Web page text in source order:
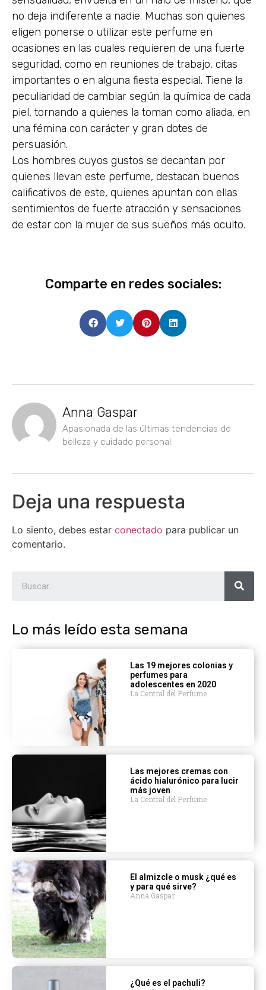
no deja indiferente a nadie. Muchas son quienes
eligen ponerse o utilizar este perfume en
ocasiones en las cuales requieren de una fuerte
seguridad, como en reuniones de trabajo, citas
importantes o en alguna fiesta especial. Tiene la
peculiaridad de cambiar según la química de cada
piel, tornando a quienes la toman como aliada, en
una fémina con carácter y gran dotes de
persuasión.
Los hombres cuyos gustos se decantan por
quienes llevan este perfume, destacan buenos
calificativos de este, quienes apuntan con ellas
sentimientos de fuerte atracción y sensaciones
de estar con la mujer de sus sueños más oculto.
Comparte en redes sociales:
Anna Gaspar
Apasionada de las últimas tendencias de
belleza y cuidado personal.
Deja una respuesta
Lo siento, debes estar conectado para publicar un
comentario.
Lo más leído esta semana
Las 19 mejores colonias y
perfumes para
adolescentes en 2020
La Central del Perfume
Las mejores cremas con
ácido hialurónico para lucir
más joven
La Central del Perfume
El almizcle o musk ¿qué es
y para qué sirve?
Anna Gaspar
¿Qué es el pachuli?